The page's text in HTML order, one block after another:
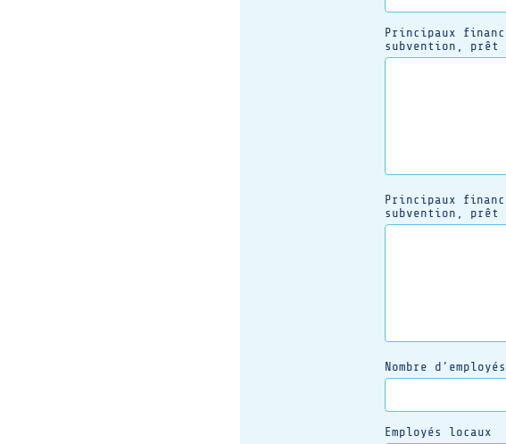
Principaux
subvention, prêt
Principaux
subvention, prêt
Nombre
Employés locaux